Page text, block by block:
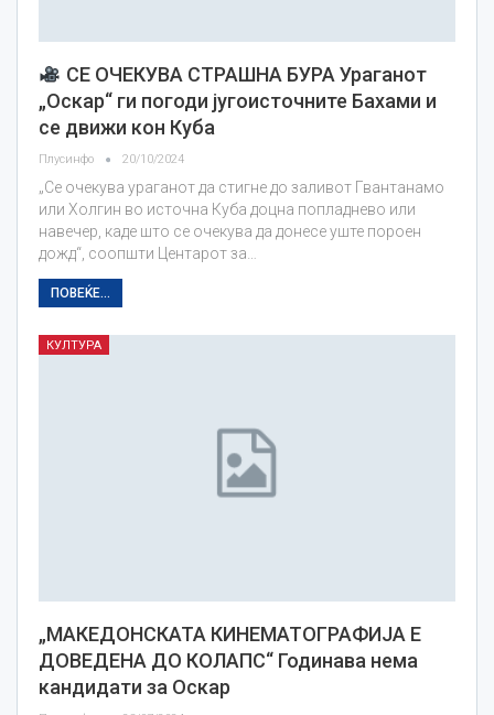
СЕ ОЧЕКУВА СТРАШНА БУРА Ураганот
„Оскар“ ги погоди југоисточните Бахами и
се движи кон Куба
Плусинфо 20/10/2024
„Се очекува ураганот да стигне до заливот Гвантанамо
или Холгин во источна Куба доцна попладнево или
навечер, каде што се очекува да донесе уште пороен
дожд“, соопшти Центарот за…
ПОВЕЌЕ...
КУЛТУРА
„МАКЕДОНСКАТА КИНЕМАТОГРАФИЈА Е
ДОВЕДЕНА ДО КОЛАПС“ Годинава нема
кандидати за Оскар